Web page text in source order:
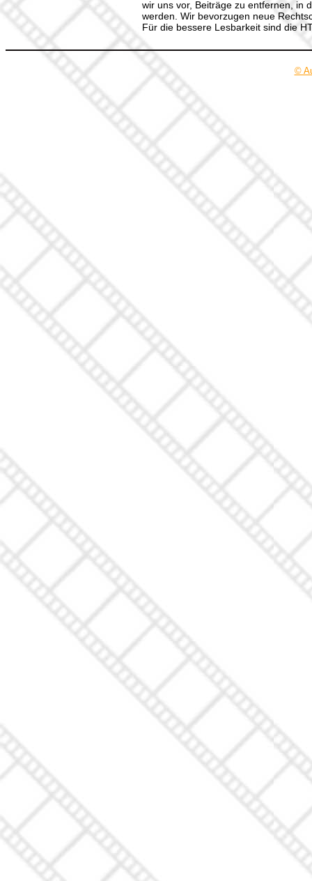
wir uns vor, Beiträge zu entfernen, in
werden. Wir bevorzugen neue
Für die bessere Lesbarkeit sind die
©